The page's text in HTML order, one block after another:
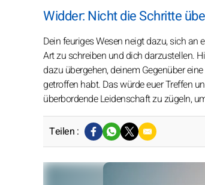
Widder: Nicht die Schritte
Dein feuriges Wesen neigt dazu, sich
Art zu schreiben und dich darzustellen.
dazu übergehen, deinem Gegenüber
getroffen habt. Das würde euer Treffen
überbordende Leidenschaft zu zügeln,
Teilen :